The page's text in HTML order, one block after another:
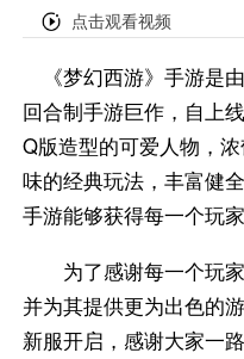
《梦幻西游》手游是
回合制手游巨作，自上
Q版造型的可爱人物，
味的经典玩法，丰富健
手游能够获得每一个玩
为了感谢每一个玩家
并为其提供更为出色的
新服开启，感谢大家一